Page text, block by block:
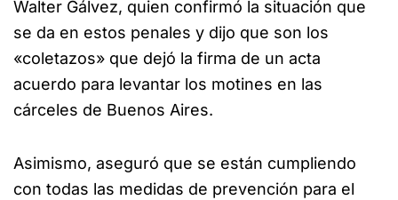
Walter Gálvez, quien confirmó la situación que
se da en estos penales y dijo que son los
«coletazos» que dejó la firma de un acta
acuerdo para levantar los motines en las
cárceles de Buenos Aires.
Asimismo, aseguró que se están cumpliendo
con todas las medidas de prevención para el